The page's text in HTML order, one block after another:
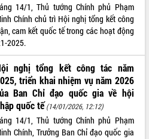
14/1, Thủ tướng Chính phủ Phạm
Chính chủ trì Hội nghị tổng kết công
cam kết quốc tế trong các hoạt động
2025.
nghị tổng kết công tác năm
triển khai nhiệm vụ năm 2026
Ban Chỉ đạo quốc gia về hội
quốc tế (14/01/2026, 12:12)
14/1, Thủ tướng Chính phủ Phạm
Chính, Trưởng Ban Chỉ đạo quốc gia